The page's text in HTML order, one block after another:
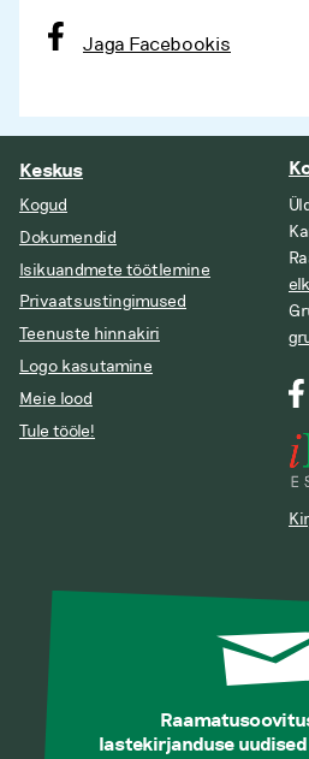
Jaga Facebookis
Keskus
Kogud
Dokumendid
Isikuandmete töötlemine
Privaatsustingimused
Teenuste hinnakiri
Logo kasutamine
Meie lood
Tule tööle!
lastekirjanduse